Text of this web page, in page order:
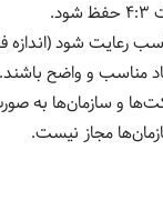
رعایت شود (اندازه
مناسب و واضح باشند.
و سازمان‌ها به
مجاز نیست.